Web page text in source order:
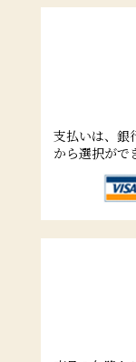
支払いは、銀
から選択がで